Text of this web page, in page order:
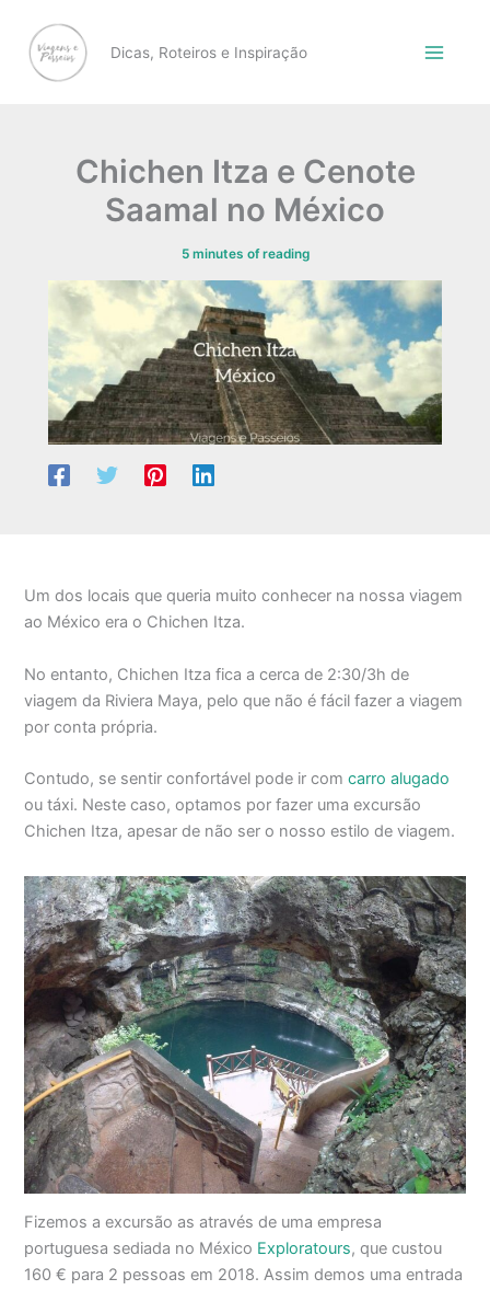
content
Dicas, Roteiros e Inspiração
Chichen Itza e Cenote
Saamal no México
5 minutes of reading
Um dos locais que queria muito conhecer na nossa viagem
ao México era o Chichen Itza.
No entanto, Chichen Itza fica a cerca de 2:30/3h de
viagem da Riviera Maya, pelo que não é fácil fazer a viagem
por conta própria.
Contudo, se sentir confortável pode ir comcarro alugado
ou táxi. Neste caso, optamos por fazer uma excursão
Chichen Itza, apesar de não ser o nosso estilo de viagem.
Fizemos a excursão as através de uma empresa
portuguesa sediada no México Exploratours, que custou
160 € para 2 pessoas em 2018. Assim demos uma entrada